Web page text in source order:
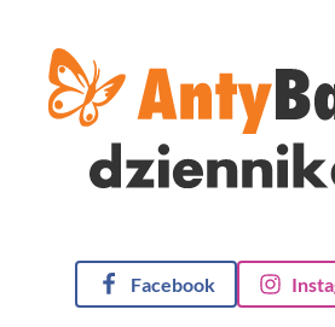
AntyBariera Dziennikarska
Facebook